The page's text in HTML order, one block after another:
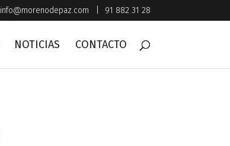
info@morenodepaz.com 91 882 31 28
NOTICIAS CONTACTO